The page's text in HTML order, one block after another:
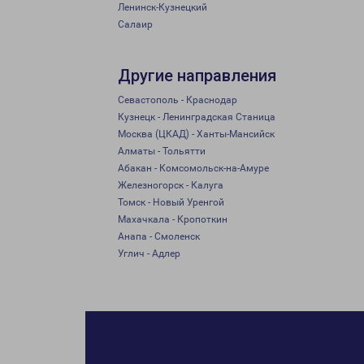
Ленинск-Кузнецкий
Салаир
Другие направления
Севастополь - Краснодар
Кузнецк - Ленинградская Станица
Москва (ЦКАД) - Ханты-Мансийск
Алматы - Тольятти
Абакан - Комсомольск-на-Амуре
Железногорск - Калуга
Томск - Новый Уренгой
Махачкала - Кропоткин
Анапа - Смоленск
Углич - Адлер